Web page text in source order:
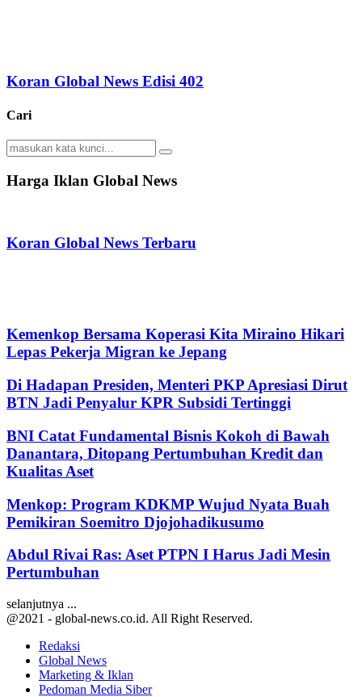
Koran Global News Edisi 402
Cari
Search
for:
Search
Harga Iklan Global News
Koran Global News Terbaru
Kemenkop Bersama Koperasi Kita Miraino Hikari
Lepas Pekerja Migran ke Jepang
Di Hadapan Presiden, Menteri PKP Apresiasi Dirut
BTN Jadi Penyalur KPR Subsidi Tertinggi
BNI Catat Fundamental Bisnis Kokoh di Bawah
Danantara, Ditopang Pertumbuhan Kredit dan
Kualitas Aset
Menkop: Program KDKMP Wujud Nyata Buah
Pemikiran Soemitro Djojohadikusumo
Abdul Rivai Ras: Aset PTPN I Harus Jadi Mesin
Pertumbuhan
selanjutnya ...
@2021 - global-news.co.id. All Right Reserved.
Redaksi
Global News
Marketing & Iklan
Pedoman Media Siber